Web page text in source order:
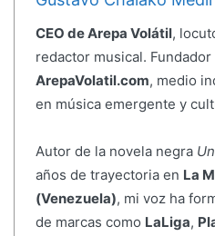
CEO de Arepa Volátil,
redactor musical.
ArepaVolatil.com, medio
en música emergente y
Autor de la novela negra
años de trayectoria en La
(Venezuela), mi voz ha
de marcas como LaLiga,